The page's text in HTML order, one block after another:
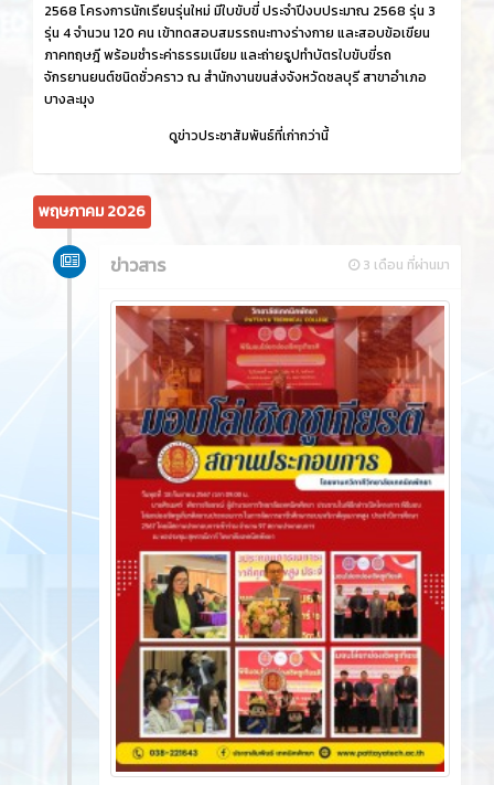
2568 โครงการนักเรียนรุ่นใหม่ มีใบขับขี่ ประจำปีงบประมาณ 2568 รุ่น 3
รุ่น 4 จำนวน 120 คน เข้าทดสอบสมรรถนะทางร่างกาย และสอบข้อเขียน
ภาคทฤษฎี พร้อมชำระค่าธรรมเนียม และถ่ายรูปทำบัตรใบขับขี่รถ
จักรยานยนต์ชนิดชั่วคราว ณ สำนักงานขนส่งจังหวัดชลบุรี สาขาอำเภอ
บางละมุง
ดูข่าวประชาสัมพันธ์ที่เก่ากว่านี้
พฤษภาคม 2026
3 เดือน ที่ผ่านมา
ข่าวสาร